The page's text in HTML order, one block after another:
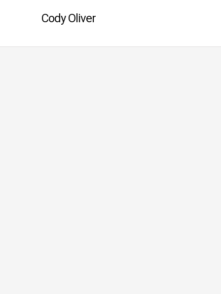
Cody Oliver